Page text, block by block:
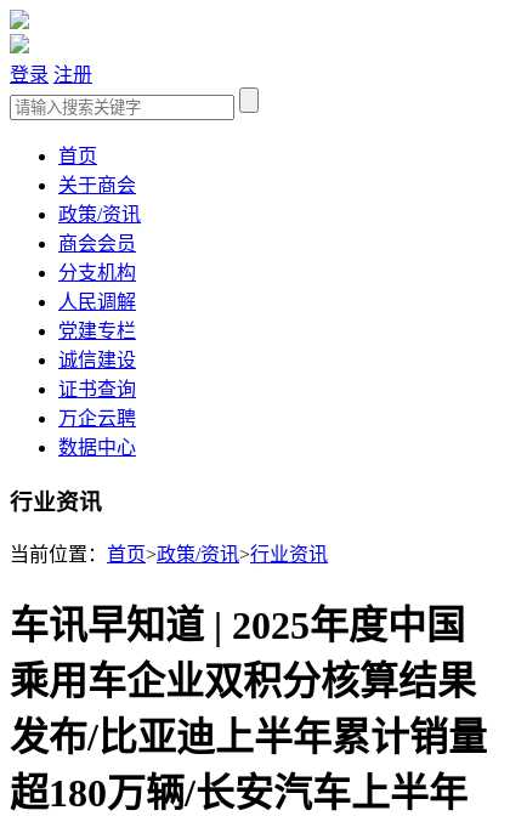
登录 注册
首页
关于商会
政策/资讯
商会会员
分支机构
人民调解
党建专栏
诚信建设
证书查询
万企云聘
数据中心
行业资讯
当前位置： 首页>政策/资讯>行业资讯
车讯早知道 | 2025年度中国
乘用车企业双积分核算结果
发布/比亚迪上半年累计销量
超180万辆/长安汽车上半年